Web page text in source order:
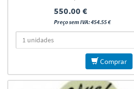
550.00 €
Preço sem IVA: 454.55 €
Comprar